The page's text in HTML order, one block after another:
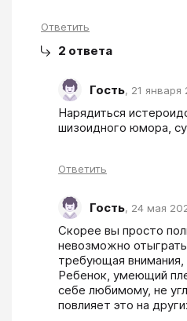
Ответить
2 ответа
Гость, 21 января
Нарядиться
шизоидного юмора,
Ответить
Гость, 24 мая
Скорее вы просто
невозможно
требующая внимания,
Ребенок, умеющий
себе любимому, не
повлияет это на